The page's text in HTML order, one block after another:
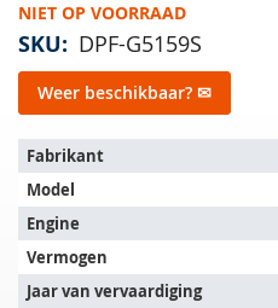
NIET OP VOORRAAD
SKU DPF-G5159S
Weer beschikbaar? ✉
Het
artikel
past
op
de
volgende
voertuigen:
Fabrikant
Model
Engine
Vermogen
Jaar van vervaardiging
van
de
gallerij